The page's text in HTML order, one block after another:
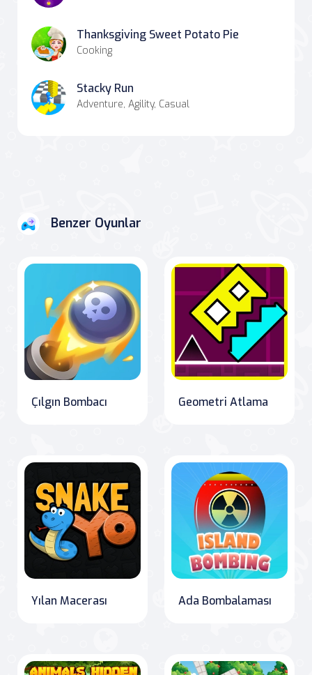
Thanksgiving Sweet Potato Pie
Cooking
Stacky Run
Adventure, Agility, Casual
Benzer Oyunlar
Çılgın Bombacı Geometri Atlama
Yılan Macerası Ada Bombalaması